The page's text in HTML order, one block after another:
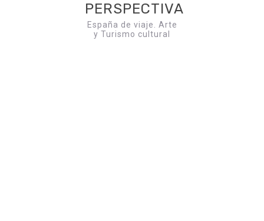
PERSPECTIVA
España de viaje. Arte
y Turismo cultural